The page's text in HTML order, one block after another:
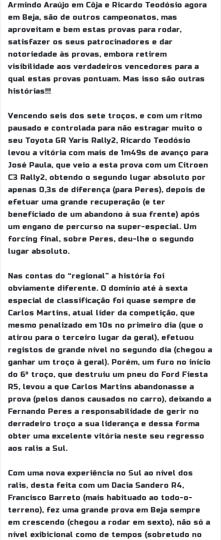
Armindo Araújo em Côja e Ricardo Teodósio agora
em Beja, são de outros campeonatos, mas
aproveitam e bem estas provas para rodar,
satisfazer os seus patrocinadores e dar
notoriedade às provas, embora retirem
visibilidade aos verdadeiros vencedores para a
qual estas provas pontuam. Mas isso são outras
histórias!!!
Vencendo seis dos sete troços, e com um ritmo
pausado e controlada para não estragar muito o
seu Toyota GR Yaris Rally2, Ricardo Teodósio
levou a vitória com mais de 1m49s de avanço para
José Paula, que veio a esta prova com um Citroen
C3 Rally2, obtendo o segundo lugar absoluto por
apenas 0,3s de diferença (para Peres), depois de
efetuar uma grande recuperação (e ter
beneficiado de um abandono à sua frente) após
um engano de percurso na super-especial. Um
forcing final, sobre Peres, deu-lhe o segundo
lugar absoluto.
Nas contas do “regional” a história foi
obviamente diferente. O domínio até à sexta
especial de classificação foi quase sempre de
Carlos Martins, atual líder da competição, que
mesmo penalizado em 10s no primeiro dia (que o
atirou para o terceiro lugar da geral), efetuou
registos de grande nível no segundo dia (chegou a
ganhar um troço à geral). Porém, um furo no início
do 6º troço, que destruiu um pneu do Ford Fiesta
R5, levou a que Carlos Martins abandonasse a
prova (pelos danos causados no carro), deixando a
Fernando Peres a responsabilidade de gerir no
derradeiro troço a sua liderança e dessa forma
obter uma excelente vitória neste seu regresso
aos ralis a Sul.
Com uma nova experiência no Sul ao nível dos
ralis, desta feita com um Dacia Sandero R4,
Francisco Barreto (mais habituado ao todo-o-
terreno), fez uma grande prova em Beja sempre
em crescendo (chegou a rodar em sexto), não só a
nível exibicional como de tempos (sobretudo no